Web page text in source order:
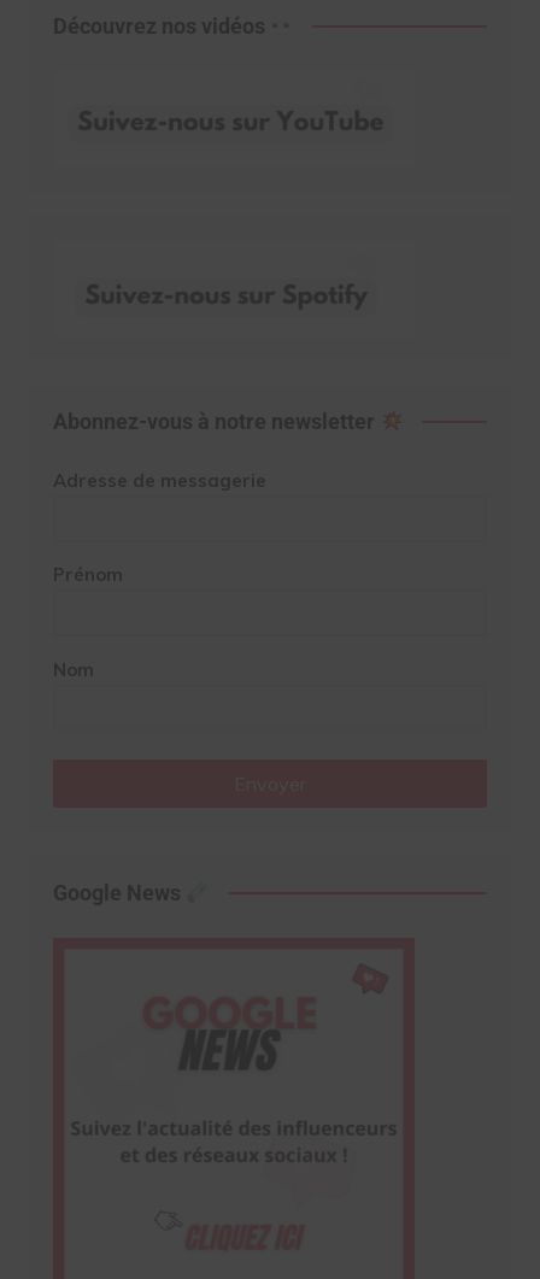
Découvrez nos vidéos
Abonnez-vous à notre newsletter
Adresse de messagerie
Prénom
Nom
Google News